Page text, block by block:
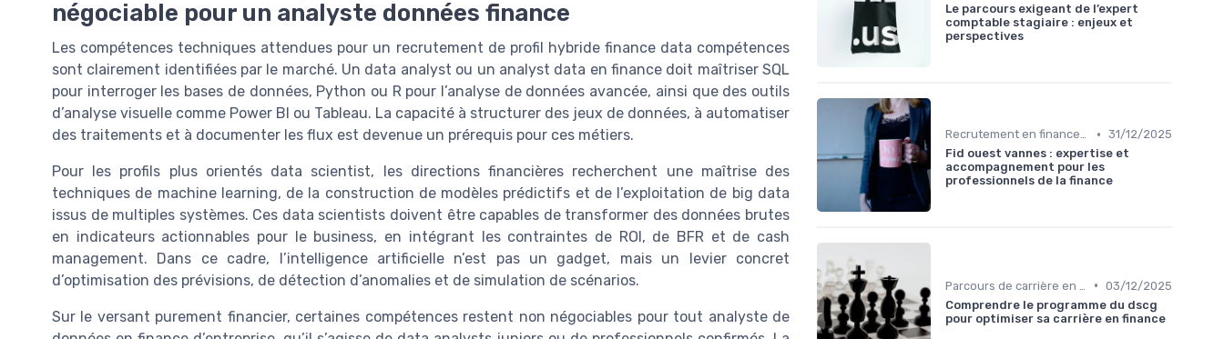
négociable pour un analyste données finance
Les compétences techniques attendues pour un recrutement de profil hybride finance data compétences
sont clairement identifiées par le marché. Un data analyst ou un analyst data en finance doit maîtriser SQL
pour interroger les bases de données, Python ou R pour l’analyse de données avancée, ainsi que des outils
d’analyse visuelle comme Power BI ou Tableau. La capacité à structurer des jeux de données, à automatiser
des traitements et à documenter les flux est devenue un prérequis pour ces métiers.
Pour les profils plus orientés data scientist, les directions financières recherchent une maîtrise des
techniques de machine learning, de la construction de modèles prédictifs et de l’exploitation de big data
issus de multiples systèmes. Ces data scientists doivent être capables de transformer des données brutes
en indicateurs actionnables pour le business, en intégrant les contraintes de ROI, de BFR et de cash
management. Dans ce cadre, l’intelligence artificielle n’est pas un gadget, mais un levier concret
d’optimisation des prévisions, de détection d’anomalies et de simulation de scénarios.
Sur le versant purement financier, certaines compétences restent non négociables pour tout analyste de
Le parcours exigeant de l’expert
comptable stagiaire : enjeux et
perspectives
Recrutement en finance d’entreprise • 31/12/2025
Fid ouest vannes : expertise et
accompagnement pour les
professionnels de la finance
• 03/12/2025
Comprendre le programme du dscg
pour optimiser sa carrière en finance